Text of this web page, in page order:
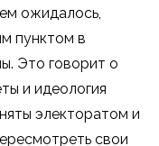
ожидалось,
пунктом в
Это говорит о
и идеология
электоратом и
свои